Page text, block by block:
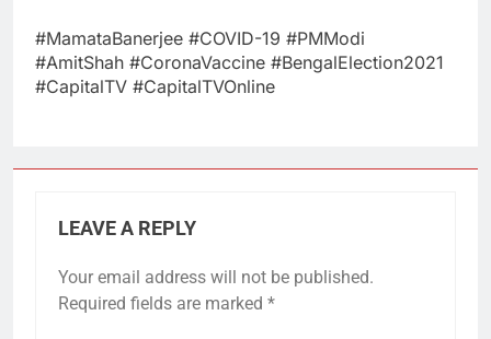
#MamataBanerjee​ #COVID​-19 #PMModi​
#AmitShah​ #CoronaVaccine​ #BengalElection2021​
#CapitalTV​ #CapitalTVOnline
LEAVE A REPLY
Your email address will not be published.
Required fields are marked *